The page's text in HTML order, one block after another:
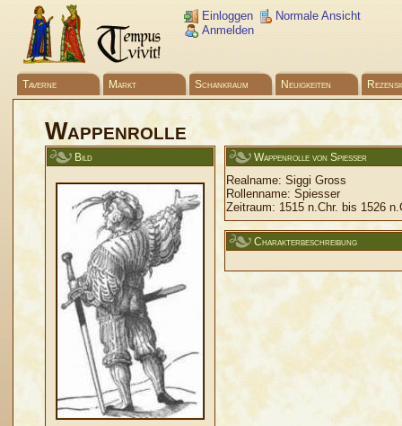
Einloggen
Anmelden
Normale Ansicht
Taverne Markt Schankraum Neuigkeiten
Wappenrolle
Bild Wappenrolle von Spiesser
Realname: Siggi Gross
Rollenname: Spiesser
Zeitraum: 1515 n.Chr. bis 1526
Charakterbeschreibung